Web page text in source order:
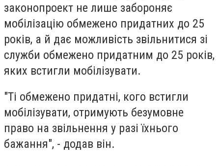
законопроект не лише забороняє
мобілізацію обмежено придатних до 25
років, а й дає можливість звільнитися зі
служби обмежено придатним до 25 років,
яких встигли мобілізувати.
"Ті обмежено придатні, кого встигли
мобілізувати, отримують безумовне
право на звільнення у разі їхнього
бажання", - додав він.